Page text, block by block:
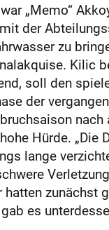
„Memo“
der
zu
Kilic
soll den
der
Hürde. „Die
lange
hatten
es